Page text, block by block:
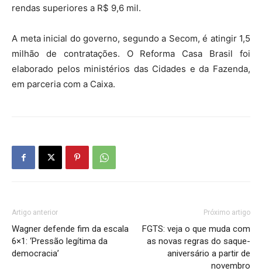
rendas superiores a R$ 9,6 mil.
A meta inicial do governo, segundo a Secom, é atingir 1,5
milhão de contratações. O Reforma Casa Brasil foi
elaborado pelos ministérios das Cidades e da Fazenda,
em parceria com a Caixa.
Artigo anterior
Wagner defende fim da escala
6×1: ‘Pressão legítima da
democracia’
Próximo artigo
FGTS: veja o que muda com
as novas regras do saque-
aniversário a partir de
novembro